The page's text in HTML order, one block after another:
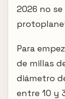
2026 no
Para
de millas
diámetro
entre 10 y